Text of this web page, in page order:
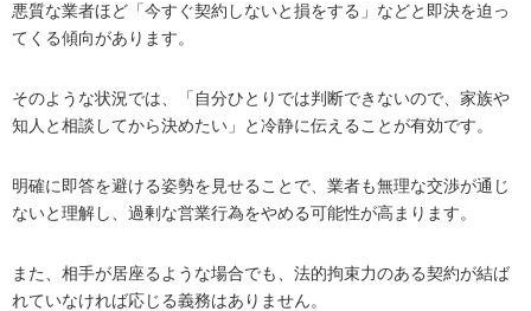
悪質な業者ほど「今すぐ契約しないと損をする」などと即決を迫っ
てくる傾向があります。
そのような状況では、「自分ひとりでは判断できないので、家族や
知人と相談してから決めたい」と冷静に伝えることが有効です。
明確に即答を避ける姿勢を見せることで、業者も無理な交渉が通じ
ないと理解し、過剰な営業行為をやめる可能性が高まります。
また、相手が居座るような場合でも、法的拘束力のある契約が結ば
れていなければ応じる義務はありません。